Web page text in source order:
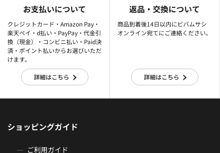
お支払いについて
クレジットカード・Amazon Pay・
楽天ぺイ・d払い・PayPay・代金引
換（現金）・コンビニ払い・Paid決
済・ポイント払いからお選びいただ
けます。
詳細はこちら
返品・交換について
商品到着後14日以内にビバムサシ
オンライン宛てにご連絡ください。
詳細はこちら
ショッピングガイド
ご利用ガイド